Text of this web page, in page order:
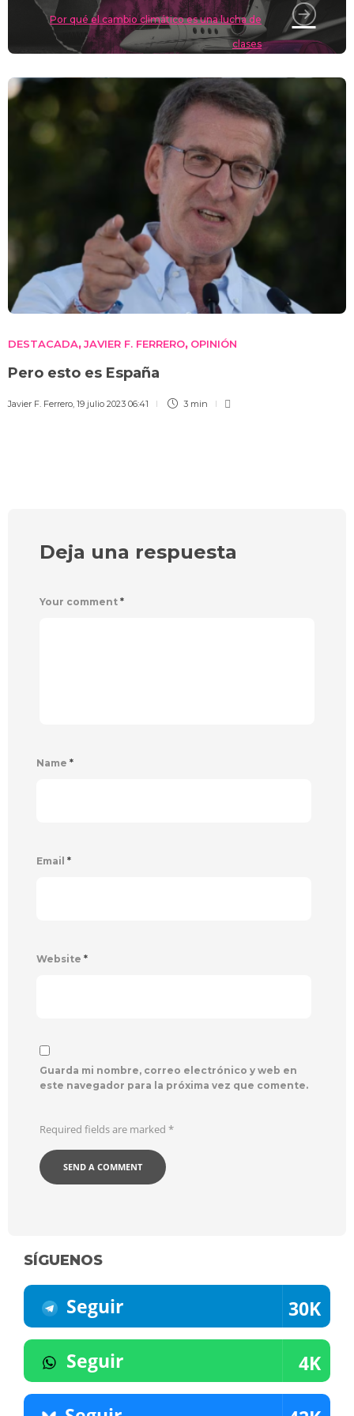
Por qué el cambio climático es una lucha de
clases
DESTACADA, JAVIER F. FERRERO, OPINIÓN
Pero esto es España
Javier F. Ferrero, 19 julio 2023 06:41 3 min
Deja una respuesta
Your comment *
Name *
Email *
Website *
Guarda mi nombre, correo electrónico y web en
este navegador para la próxima vez que comente.
Required fields are marked *
SÍGUENOS
Seguir 30K
Seguir 4K